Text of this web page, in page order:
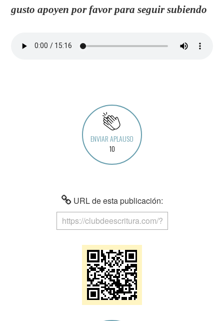
gusto apoyen por favor para seguir subiendo
ENVIAR APLAUSO
10
URL de esta publicación: